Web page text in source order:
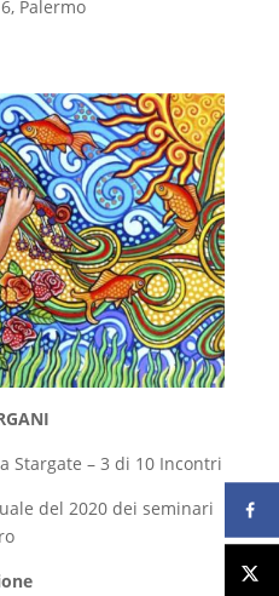
Palermo
Stargate – 3 di 10 Incontri
del 2020 dei seminari